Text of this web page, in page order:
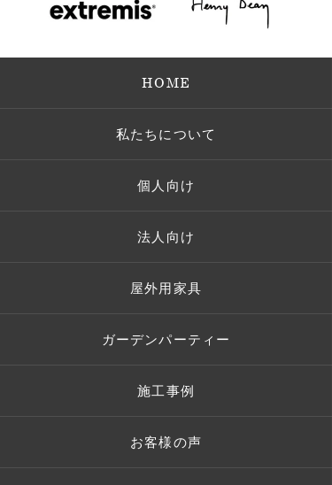
HOME
私たちについて
個人向け
法人向け
屋外用家具
ガーデンパーティー
施工事例
お客様の声